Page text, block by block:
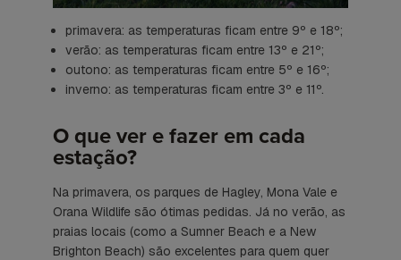
primavera: as temperaturas ficam entre 9º e 18º;
verão: as temperaturas ficam entre 13º e 21º;
outono: as temperaturas ficam entre 5º e 16º;
inverno: as temperaturas ficam entre 3º e 11º.
O que ver e fazer em cada
estação?
Na primavera, os parques de Hagley, Mona Vale e
Orana Wildlife são ótimas pedidas. Já no verão, as
praias locais (como a Sumner Beach e a New
Brighton Beach) são excelentes para quem quer